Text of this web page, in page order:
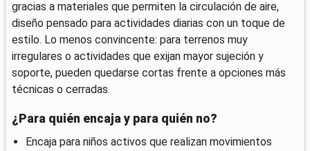
gracias a materiales que permiten la circulación de aire,
diseño pensado para actividades diarias con un toque de
estilo. Lo menos convincente: para terrenos muy
irregulares o actividades que exijan mayor sujeción y
soporte, pueden quedarse cortas frente a opciones más
técnicas o cerradas.
¿Para quién encaja y para quién no?
Encaja para niños activos que realizan movimientos